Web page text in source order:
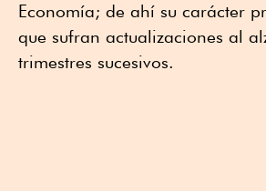
Economía; de ahí su carácter
que sufran actualizaciones al
trimestres sucesivos.